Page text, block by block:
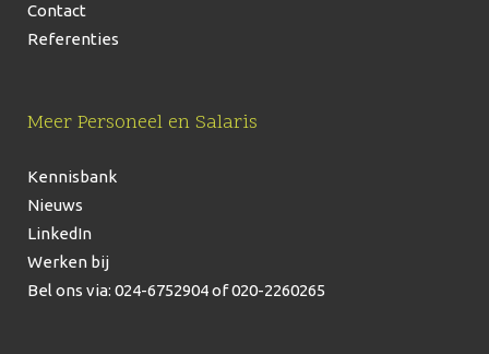
Contact
Referenties
Meer Personeel en Salaris
Kennisbank
Nieuws
LinkedIn
Werken bij
Bel ons via: 024-6752904of 020-2260265